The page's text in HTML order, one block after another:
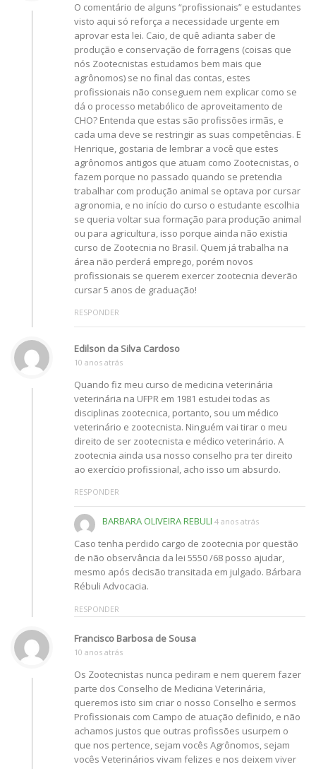
O comentário de alguns “profissionais” e estudantes
visto aqui só reforça a necessidade urgente em
aprovar esta lei. Caio, de quê adianta saber de
produção e conservação de forragens (coisas que
nós Zootecnistas estudamos bem mais que
agrônomos) se no final das contas, estes
profissionais não conseguem nem explicar como se
dá o processo metabólico de aproveitamento de
CHO? Entenda que estas são profissões irmãs, e
cada uma deve se restringir as suas competências. E
Henrique, gostaria de lembrar a você que estes
agrônomos antigos que atuam como Zootecnistas, o
fazem porque no passado quando se pretendia
trabalhar com produção animal se optava por cursar
agronomia, e no início do curso o estudante escolhia
se queria voltar sua formação para produção animal
ou para agricultura, isso porque ainda não existia
curso de Zootecnia no Brasil. Quem já trabalha na
área não perderá emprego, porém novos
profissionais se querem exercer zootecnia deverão
cursar 5 anos de graduação!
RESPONDER
Edilson da Silva Cardoso
10 anos atrás
Quando fiz meu curso de medicina veterinária
veterinária na UFPR em 1981 estudei todas as
disciplinas zootecnica, portanto, sou um médico
veterinário e zootecnista. Ninguém vai tirar o meu
direito de ser zootecnista e médico veterinário. A
zootecnia ainda usa nosso conselho pra ter direito
ao exercício profissional, acho isso um absurdo.
RESPONDER
BARBARA OLIVEIRA REBULI 4 anos atrás
Caso tenha perdido cargo de zootecnia por questão
de não observância da lei 5550 /68 posso ajudar,
mesmo após decisão transitada em julgado. Bárbara
Rébuli Advocacia.
RESPONDER
Francisco Barbosa de Sousa
10 anos atrás
Os Zootecnistas nunca pediram e nem querem fazer
parte dos Conselho de Medicina Veterinária,
queremos isto sim criar o nosso Conselho e sermos
Profissionais com Campo de atuação definido, e não
achamos justos que outras profissões usurpem o
que nos pertence, sejam vocês Agrônomos, sejam
vocês Veterinários vivam felizes e nos deixem viver